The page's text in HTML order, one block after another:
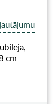
cm